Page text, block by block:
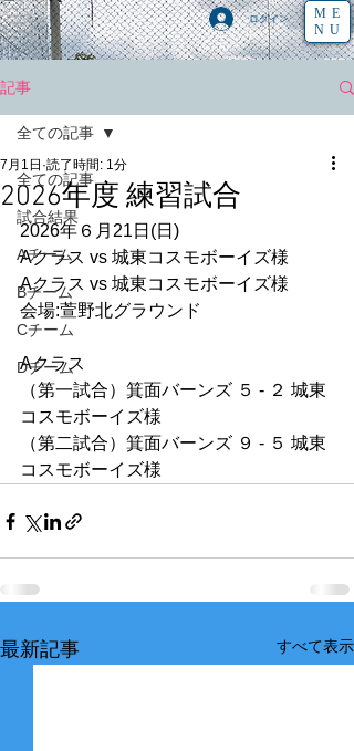
ログイン
ME
NU
記事
全ての記事
試合結果
Aチーム
Bチーム
Cチーム
Dチーム
全ての記事
2026年度 練習試合
7月1日 読了時間: 1分
2026年６月21日(日)
Aクラス vs 城東コスモボーイズ様
Aクラス vs 城東コスモボーイズ様
会場:萱野北グラウンド
Aクラス
（第一試合）箕面バーンズ ５ - ２ 城東
コスモボーイズ様
（第二試合）箕面バーンズ ９ - ５ 城東
コスモボーイズ様
最新記事 すべて表示